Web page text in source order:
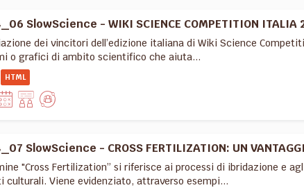
SlowScience - WIKI SCIENCE COMPETITION ITALIA
dei vincitori dell’edizione italiana di Wiki Science
o grafici di ambito scientifico che aiuta...
HTML
SlowScience - CROSS FERTILIZATION: UN
"Cross Fertilization” si riferisce ai processi di ibridazione e
culturali. Viene evidenziato, attraverso esempi...